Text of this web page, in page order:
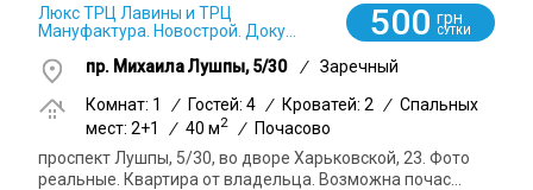
Люкс ТРЦ Лавины и ТРЦ
Мануфактура. Новострой. Доку...
500 грн
СУТКИ
пр. Михаила Лушпы, 5/30 /
Заречный
Комнат: 1
/ Гостей: 4 / Кроватей: 2 / Спальных
мест: 2+1
/ 40 м2 /
Почасово
проспект Лушпы, 5/30, во дворе Харьковской, 23. Фото
реальные. Квартира от владельца. Возможна почас...